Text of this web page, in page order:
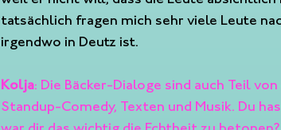
tatsächlich fragen mich sehr viele Leute
irgendwo in Deutz ist.
Kolja: Die Bäcker-Dialoge sind auch Teil
Standup-Comedy, Texten und Musik. Du